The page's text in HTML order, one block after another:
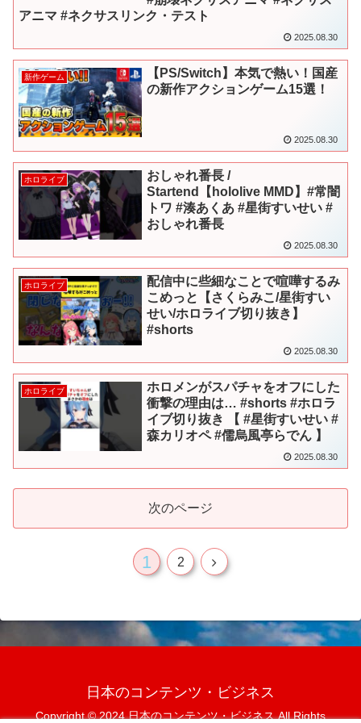
アニマ #ネクサスリンク・テスト
2025.08.30
新作ゲーム
【PS/Switch】本気で熱い！国産
の新作アクションゲーム15選！
2025.08.30
ホロライブ
おしゃれ番長 /
Startend【hololive MMD】#常闇
トワ #湊あくあ #星街すいせい #
おしゃれ番長
2025.08.30
ホロライブ
配信中に些細なことで喧嘩するみ
こめっと【さくらみこ/星街すい
せい/ホロライブ切り抜き】
#shorts
2025.08.30
ホロライブ
ホロメンがスパチャをオフにした
衝撃の理由は… #shorts #ホロラ
イブ切り抜き 【 #星街すいせい #
森カリオペ #儒烏風亭らでん 】
2025.08.30
次のページ
1 2
次
日本のコンテンツ・ビジネス
Copyright © 2024 日本のコンテンツ・ビジネス All Rights